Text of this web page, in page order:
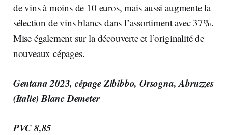
de vins à moins de 10 euros, mais aussi augmente la
sélection de vins blancs dans l’assortiment avec 37%.
Mise également sur la découverte et l’originalité de
nouveaux cépages.
Gentana 2023, cépage Zibibbo, Orsogna, Abruzzes
(Italie) Blanc Demeter
PVC 8,85